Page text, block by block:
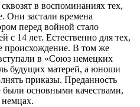
в воспоминаниях тех,
Они застали времена
перед войной стало
с 14 лет. Естественно для тех,
происхождение. В том же
в «Союз немецких
будущих матерей, а юноши
приказы. Преданность
основными качествами,